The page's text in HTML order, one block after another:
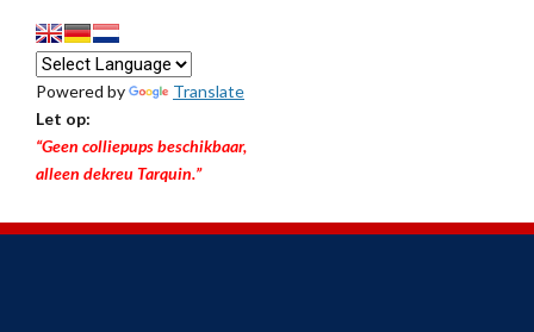
Powered by
Translate
Let op:
“Geen colliepups beschikbaar,
alleen dekreu Tarquin.”